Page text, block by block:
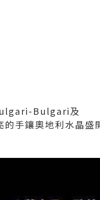
Bulgari及
手鑲奧地利水晶盛